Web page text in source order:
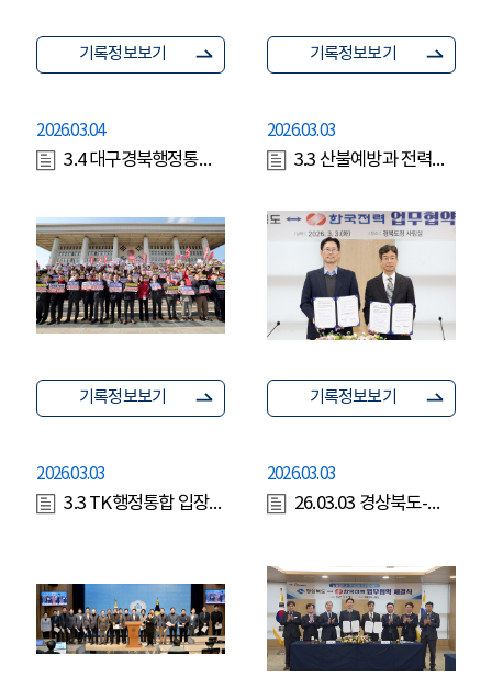
기록정보보기 기록정보보기
2026.03.04
3.4 대구경북행정통합특별법 통과 촉구 대구경북 결의대회
기록정보보기
2026.03.03
3.3 산불예방과 전력설비 보호를 위한 한전 업무협약 체결식(황명석 행정부지사)
기록정보보기
2026.03.03
3.3 TK행정통합 입장문 발표(국회 소통관)
2026.03.03
26.03.03 경상북도-한국전력mou체결(황명석 행정부지사)